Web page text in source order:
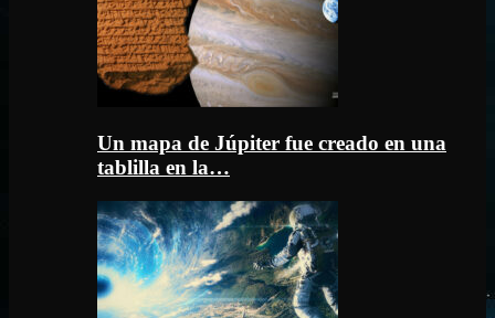
Un mapa de Júpiter fue creado en una
tablilla en la…